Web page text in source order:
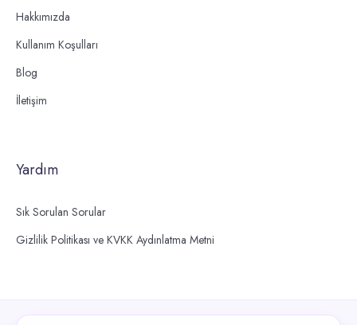
Hakkımızda
Kullanım Koşulları
Blog
İletişim
Yardım
Sık Sorulan Sorular
Gizlilik Politikası ve KVKK Aydınlatma Metni